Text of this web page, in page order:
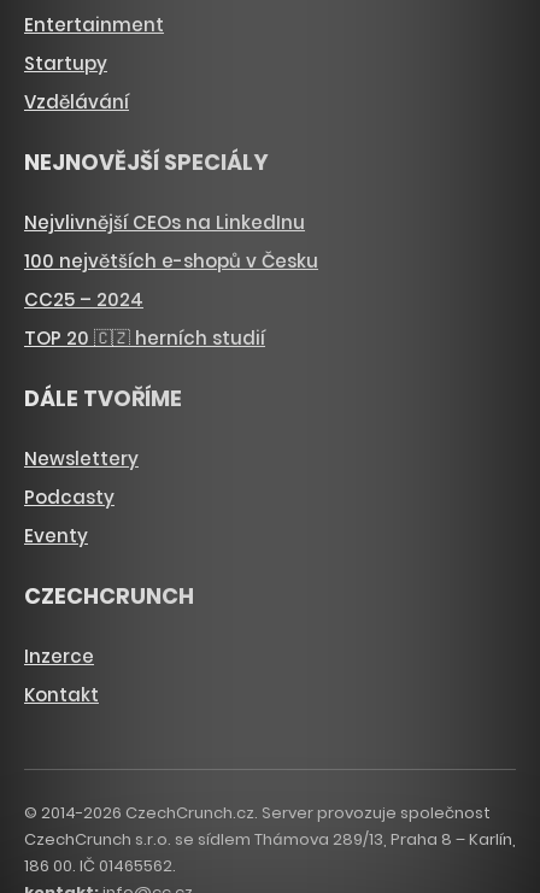
Entertainment
Startupy
Vzdělávání
NEJNOVĚJŠÍ SPECIÁLY
Nejvlivnější CEOs na LinkedInu
100 největších e-shopů v Česku
CC25 – 2024
TOP 20 🇨🇿 herních studií
DÁLE TVOŘÍME
Newslettery
Podcasty
Eventy
CZECHCRUNCH
Inzerce
Kontakt
© 2014-2026 CzechCrunch.cz. Server provozuje společnost
CzechCrunch s.r.o. se sídlem Thámova 289/13, Praha 8 – Karlín,
186 00. IČ 01465562.